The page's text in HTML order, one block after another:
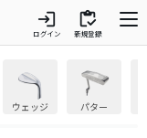
login
ログイン
inventory
新規登録
ウェッジ パター